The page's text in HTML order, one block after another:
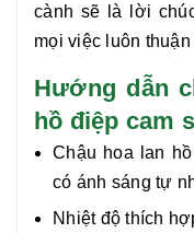
cành sẽ là lời
mọi việc luôn
Hướng dẫn
hồ điệp cam
Chậu hoa lan
có ánh sáng tự
Nhiệt độ thích